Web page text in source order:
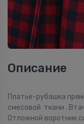
Описание
Платье-рубашка
смесовой ткани .
Отложной воротник